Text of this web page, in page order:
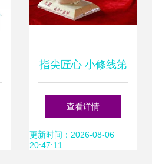
指尖匠心 小修线第
一届职工手工艺品
比赛圆满落幕
查看详情
更新时间：2026-08-06
20:47:11